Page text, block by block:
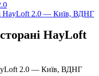
HayLoft 2.0 — Київ, ВДНГ
HayLoft